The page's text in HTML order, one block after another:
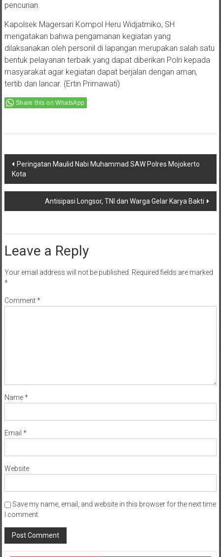
pencurian.
Kapolsek Magersari Kompol Heru Widjatmiko, SH
mengatakan bahwa pengamanan kegiatan yang
dilaksanakan oleh personil di lapangan merupakan salah satu
bentuk pelayanan terbaik yang dapat diberikan Polri kepada
masyarakat agar kegiatan dapat berjalan dengan aman,
tertib dan lancar. (Ertin Primawati)
Share this on WhatsApp
Post
navigation
Peringatan Maulid Nabi Muhammad SAW Polres Mojokerto
Kota
Antisipasi Longsor, TNI dan Warga Gelar Karya Bakti
Leave a Reply
Your email address will not be published. Required fields are marked
*
Comment*
Name*
Email *
Website
Save my name, email, and website in this browser for the next time
I comment.